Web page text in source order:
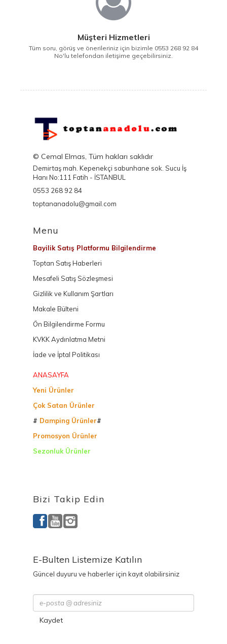
Müşteri Hizmetleri
Tüm soru, görüş ve önerileriniz için bizimle 0553 268 92 84
No'lu telefondan iletişime geçebilirsiniz.
© Cemal Elmas, Tüm hakları saklıdır
Demirtaş mah. Kepenekçi sabunhane sok. Sucu İş
Hanı No:111 Fatih - İSTANBUL
0553 268 92 84
toptananadolu@gmail.com
Menu
Bayilik Satış Platformu Bilgilendirme
Toptan Satış Haberleri
Mesafeli Satış Sözleşmesi
Gizlilik ve Kullanım Şartları
Makale Bülteni
Ön Bilgilendirme Formu
KVKK Aydınlatma Metni
İade ve İptal Politikası
ANASAYFA
Yeni Ürünler
Çok Satan Ürünler
# Damping Ürünler#
Promosyon Ürünler
Sezonluk Ürünler
Bizi Takip Edin
E-Bulten Listemize Katılın
Güncel duyuru ve haberler için kayıt olabilirsiniz
Kaydet